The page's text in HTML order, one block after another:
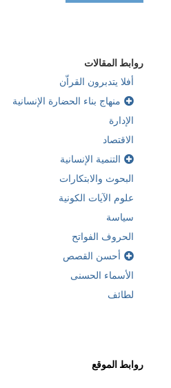
روابط المقالات
أفلا يتدبرون القراّن
منهاج بناء الحضارة الإنسانية
الإدارة
الاقتصاد
التنمية الإنسانية
البحوث والابتكارات
علوم الآيات الكونية
سياسة
الحروف الفواتح
أحسن القصص
الأسماء الحسنى
لطائف
روابط الموقع